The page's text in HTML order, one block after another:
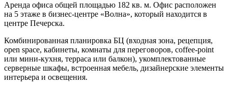
Аренда офиса общей площадью 182 кв. м. Офис расположен
на 5 этаже в бизнес-центре «Волна», который находится в
центре Печерска.
Комбинированная планировка БЦ (входная зона, рецепция,
open space, кабинеты, комнаты для переговоров, coffee-point
или мини-кухня, терраса или балкон), укомплектованные
серверные шкафы, встроенная мебель, дизайнерские элементы
интерьера и освещения.